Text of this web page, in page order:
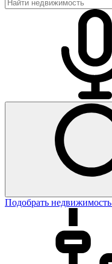
Подобрать недвижимость